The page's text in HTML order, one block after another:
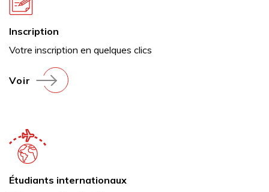
Inscription
Votre inscription en quelques clics
Voir
Étudiants internationaux